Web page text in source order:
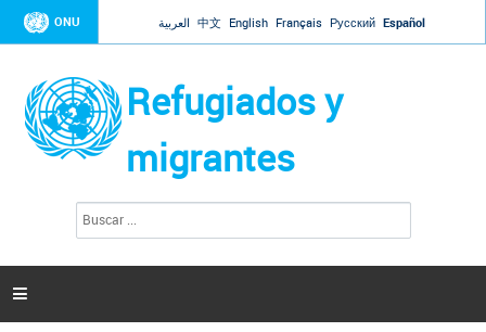
Jump to navigation
ONU العربية 中文 English Français Русский Español
Refugiados y
migrantes
l
s
